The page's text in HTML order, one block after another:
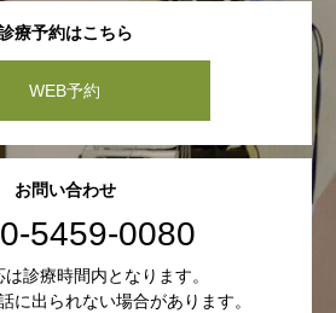
療予約はこちら
WEB予約
お問い合わせ
5459-0080
診療時間内となります。
に出られない場合があります。